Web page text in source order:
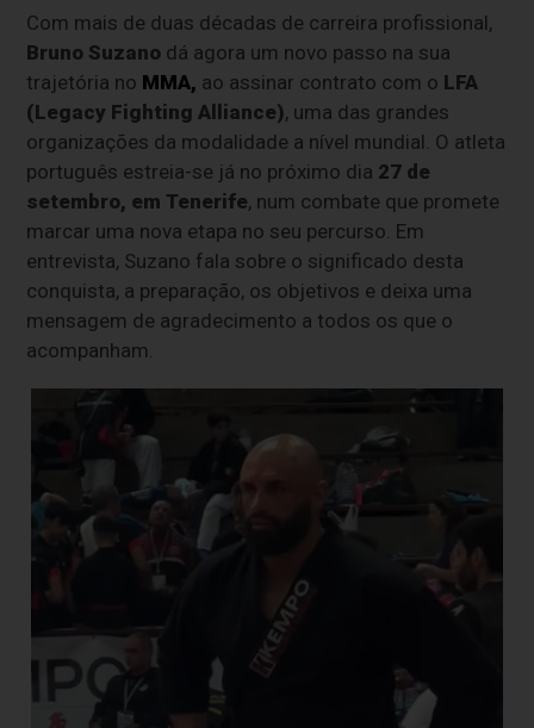
Com mais de duas décadas de carreira profissional,
Bruno Suzano dá agora um novo passo na sua
trajetória no MMA, ao assinar contrato com o LFA
(Legacy Fighting Alliance), uma das grandes
organizações da modalidade a nível mundial. O atleta
português estreia-se já no próximo dia 27 de
setembro, em Tenerife, num combate que promete
marcar uma nova etapa no seu percurso. Em
entrevista, Suzano fala sobre o significado desta
conquista, a preparação, os objetivos e deixa uma
mensagem de agradecimento a todos os que o
acompanham.